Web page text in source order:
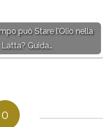
può Stare l’Olio nella
Latta? Guida…
0